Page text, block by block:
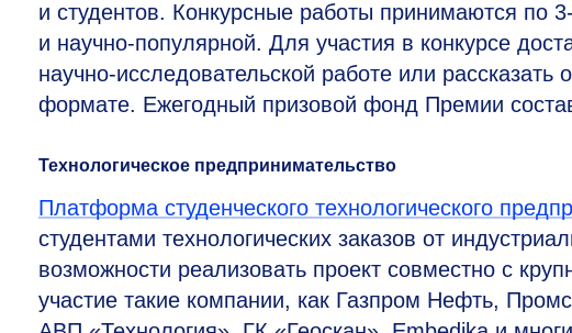
и студентов. Конкурсные работы принимаются по
и научно-популярной. Для участия в конкурсе
научно-исследовательской работе или
формате. Ежегодный призовой фонд Премии
Технологическое предпринимательство
Платформа студенческого технологического
студентами технологических заказов от
возможности реализовать проект совместно с
участие такие компании, как Газпром Нефть,